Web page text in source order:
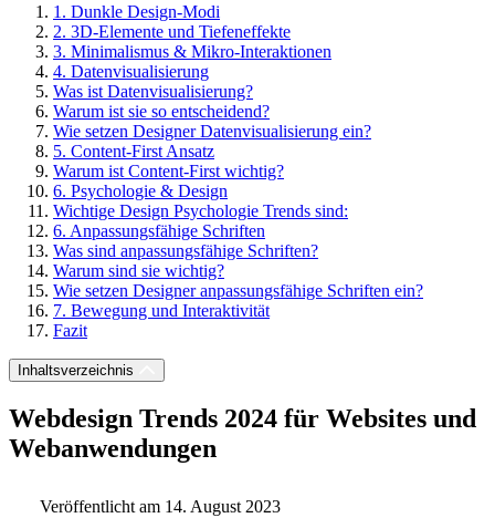
1. Dunkle Design-Modi
2. 3D-Elemente und Tiefeneffekte
3. Minimalismus & Mikro-Interaktionen
4. Datenvisualisierung
Was ist Datenvisualisierung?
Warum ist sie so entscheidend?
Wie setzen Designer Datenvisualisierung ein?
5. Content-First Ansatz
Warum ist Content-First wichtig?
6. Psychologie & Design
Wichtige Design Psychologie Trends sind:
6. Anpassungsfähige Schriften
Was sind anpassungsfähige Schriften?
Warum sind sie wichtig?
Wie setzen Designer anpassungsfähige Schriften ein?
7. Bewegung und Interaktivität
Fazit
Inhaltsverzeichnis
Webdesign Trends 2024 für Websites und
Webanwendungen
Veröffentlicht am 14. August 2023